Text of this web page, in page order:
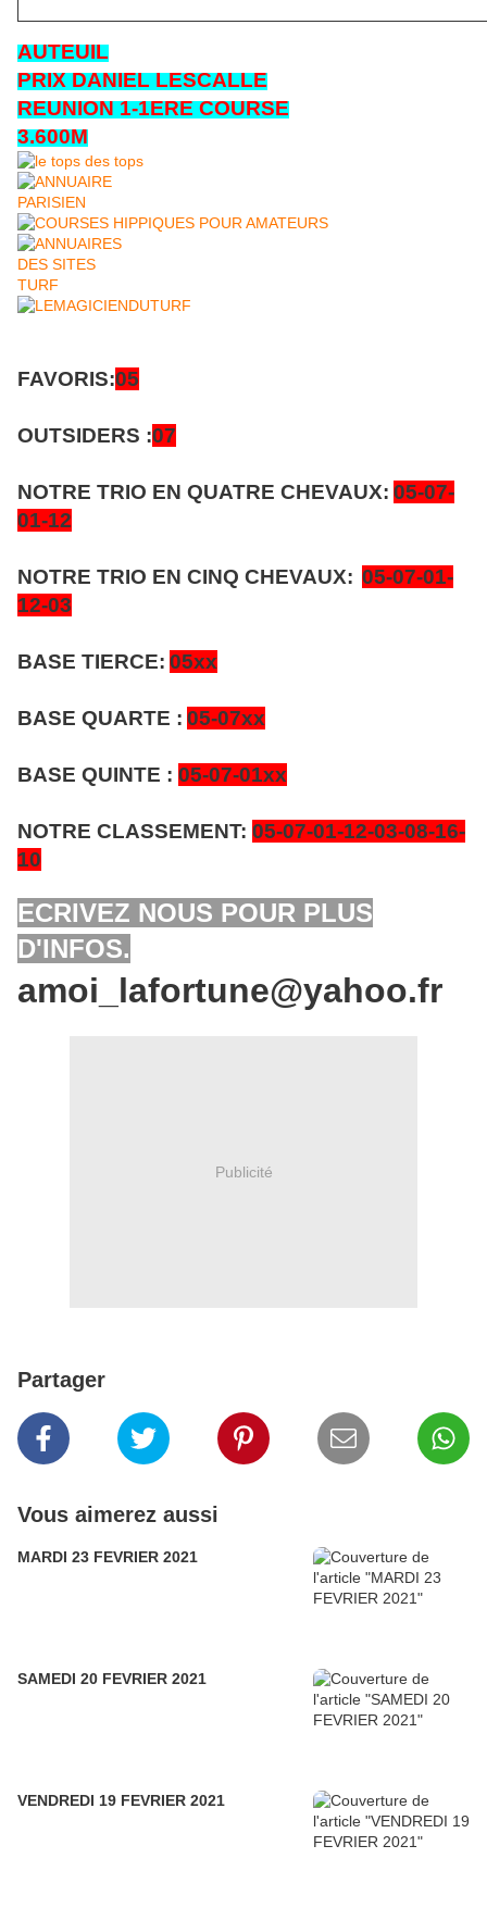
AUTEUIL
PRIX DANIEL LESCALLE
REUNION 1-1ERE COURSE
3.600M
FAVORIS:05
OUTSIDERS :07
NOTRE TRIO EN QUATRE CHEVAUX: 05-07-
01-12
NOTRE TRIO EN CINQ CHEVAUX: 05-07-01-
12-03
BASE TIERCE: 05xx
BASE QUARTE : 05-07xx
BASE QUINTE : 05-07-01xx
NOTRE CLASSEMENT: 05-07-01-12-03-08-16-
10
ECRIVEZ NOUS POUR PLUS
D'INFOS.
amoi_lafortune@yahoo.fr
Publicité
Partager
Vous aimerez aussi
MARDI 23 FEVRIER 2021
SAMEDI 20 FEVRIER 2021
VENDREDI 19 FEVRIER 2021